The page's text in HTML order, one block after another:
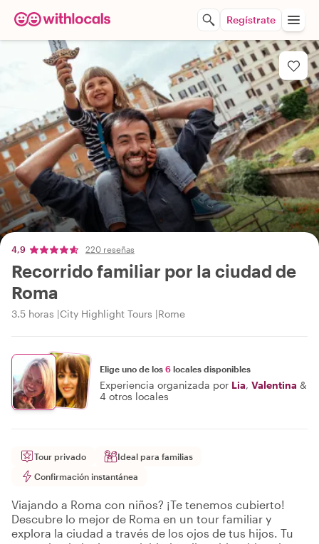
Regístrate
4,9 220 reseñas
Recorrido familiar por la ciudad de
Roma
3.5 horas City Highlight Tours Rome
Elige uno de los 6 locales disponibles
Experiencia organizada por Lia, Valentina &
4 otros locales
Tour privado
Ideal para familias
Confirmación instantánea
Viajando a Roma con niños? ¡Te tenemos cubierto!
Descubre lo mejor de Roma en un tour familiar y
explora la ciudad a través de los ojos de tus hijos. Tu